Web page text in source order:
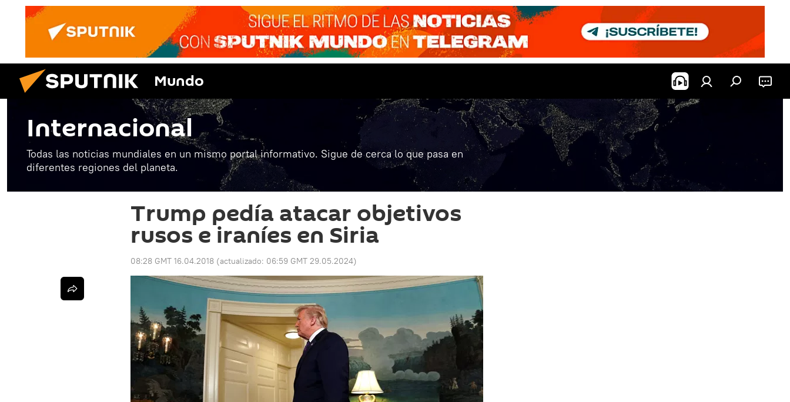
Mundo
Internacional
Todas las noticias mundiales en un mismo portal informativo. Sigue de cerca lo que pasa en
diferentes regiones del planeta.
Trump pedía atacar objetivos
rusos e iraníes en Siria
08:28 GMT 16.04.2018 (actualizado: 06:59 GMT 29.05.2024)